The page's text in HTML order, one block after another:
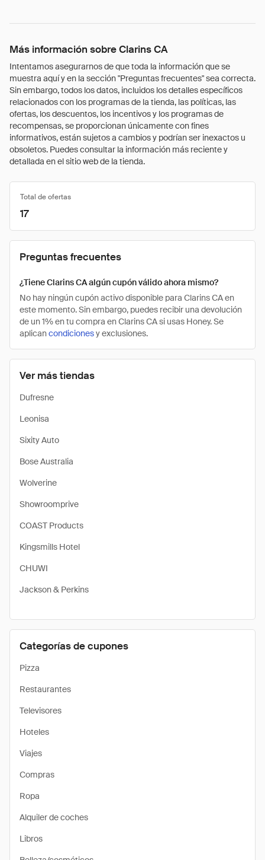
Más información sobre Clarins CA
Intentamos asegurarnos de que toda la información que se
muestra aquí y en la sección "Preguntas frecuentes" sea correcta.
Sin embargo, todos los datos, incluidos los detalles específicos
relacionados con los programas de la tienda, las políticas, las
ofertas, los descuentos, los incentivos y los programas de
recompensas, se proporcionan únicamente con fines
informativos, están sujetos a cambios y podrían ser inexactos u
obsoletos. Puedes consultar la información más reciente y
detallada en el sitio web de la tienda.
Ver más tiendas
Dufresne
Leonisa
Sixity Auto
Bose Australia
Wolverine
Showroomprive
COAST Products
Kingsmills Hotel
CHUWI
Jackson & Perkins
Categorías de cupones
Pizza
Restaurantes
Televisores
Hoteles
Viajes
Compras
Ropa
Alquiler de coches
Libros
Total de ofertas
17
Preguntas frecuentes
¿Tiene Clarins CA algún cupón válido ahora mismo?
No hay ningún cupón activo disponible para Clarins CA en
este momento. Sin embargo, puedes recibir una devolución
de un 1% en tu compra en Clarins CA si usas Honey. Se
aplicancondicionesy exclusiones.